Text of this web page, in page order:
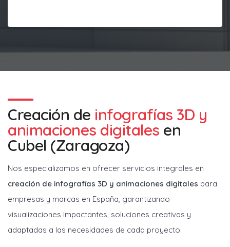
Creación de infografías 3D y
animaciones digitales en
Cubel (Zaragoza)
Nos especializamos en ofrecer servicios integrales en
creación de infografías 3D y animaciones digitales para
empresas y marcas en España, garantizando
visualizaciones impactantes, soluciones creativas y
adaptadas a las necesidades de cada proyecto.